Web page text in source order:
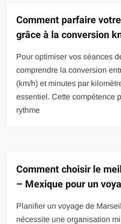
Comment parfaire
grâce à la conversion
Pour optimiser vos séances
comprendre la conversion
(km/h) et minutes par
essentiel. Cette compétence
rythme
Comment choisir le
– Mexique pour un
Planifier un voyage de
nécessite une organisation